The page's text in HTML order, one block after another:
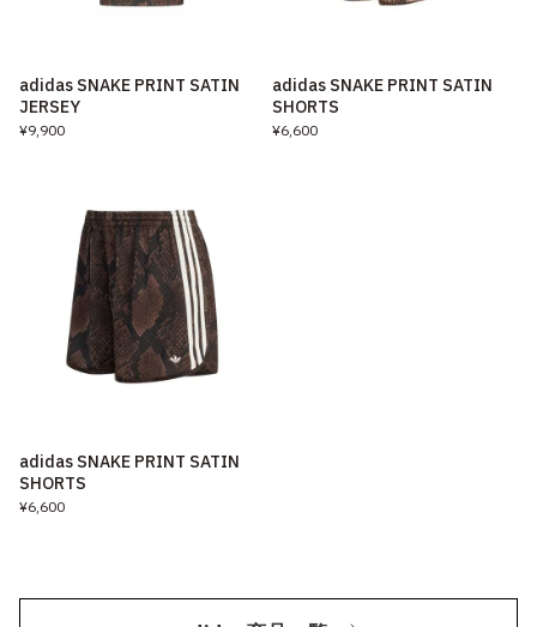
adidas SNAKE PRINT SATIN
JERSEY
¥9,900
adidas SNAKE PRINT SATIN
SHORTS
¥6,600
adidas SNAKE PRINT SATIN
SHORTS
¥6,600